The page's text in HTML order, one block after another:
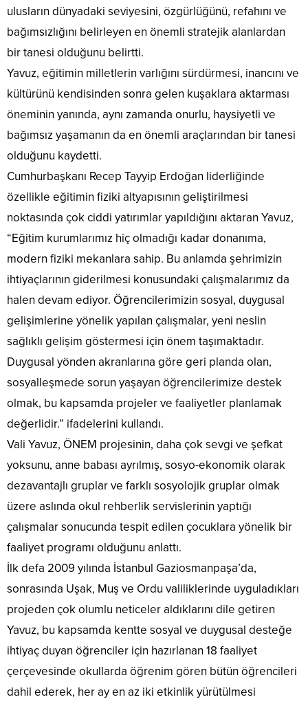
ulusların dünyadaki seviyesini, özgürlüğünü, refahını ve
bağımsızlığını belirleyen en önemli stratejik alanlardan
bir tanesi olduğunu belirtti.
Yavuz, eğitimin milletlerin varlığını sürdürmesi, inancını ve
kültürünü kendisinden sonra gelen kuşaklara aktarması
öneminin yanında, aynı zamanda onurlu, haysiyetli ve
bağımsız yaşamanın da en önemli araçlarından bir tanesi
olduğunu kaydetti.
Cumhurbaşkanı Recep Tayyip Erdoğan liderliğinde
özellikle eğitimin fiziki altyapısının geliştirilmesi
noktasında çok ciddi yatırımlar yapıldığını aktaran Yavuz,
“Eğitim kurumlarımız hiç olmadığı kadar donanıma,
modern fiziki mekanlara sahip. Bu anlamda şehrimizin
ihtiyaçlarının giderilmesi konusundaki çalışmalarımız da
halen devam ediyor. Öğrencilerimizin sosyal, duygusal
gelişimlerine yönelik yapılan çalışmalar, yeni neslin
sağlıklı gelişim göstermesi için önem taşımaktadır.
Duygusal yönden akranlarına göre geri planda olan,
sosyalleşmede sorun yaşayan öğrencilerimize destek
olmak, bu kapsamda projeler ve faaliyetler planlamak
değerlidir.” ifadelerini kullandı.
Vali Yavuz, ÖNEM projesinin, daha çok sevgi ve şefkat
yoksunu, anne babası ayrılmış, sosyo-ekonomik olarak
dezavantajlı gruplar ve farklı sosyolojik gruplar olmak
üzere aslında okul rehberlik servislerinin yaptığı
çalışmalar sonucunda tespit edilen çocuklara yönelik bir
faaliyet programı olduğunu anlattı.
İlk defa 2009 yılında İstanbul Gaziosmanpaşa’da,
sonrasında Uşak, Muş ve Ordu valiliklerinde uyguladıkları
projeden çok olumlu neticeler aldıklarını dile getiren
Yavuz, bu kapsamda kentte sosyal ve duygusal desteğe
ihtiyaç duyan öğrenciler için hazırlanan 18 faaliyet
çerçevesinde okullarda öğrenim gören bütün öğrencileri
dahil ederek, her ay en az iki etkinlik yürütülmesi